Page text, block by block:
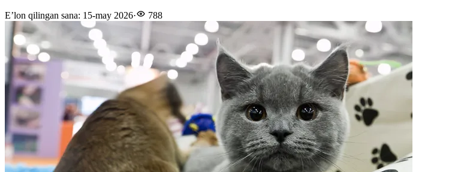
E’lon qilingan sana: 15-may 2026· 788